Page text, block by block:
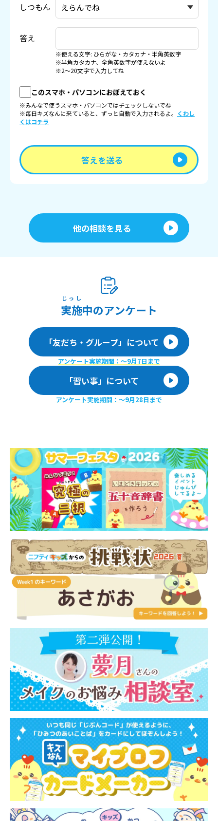
しつもん
答え
※使える文字: ひらがな・カタカナ・半角英数字
※半角カタカナ、全角英数字が使えないよ
※2〜20文字で入力してね
このスマホ・パソコンにおぼえておく
※みんなで使うスマホ・パソコンではチェックしないでね
※毎日キズなんに来ていると、ずっと自動で入力されるよ。 くわし
くはコチラ
答えを送る
他の相談を見る
実施
じっし
中のアンケート
「友だち・グループ」について
アンケート実施期間：〜9月7日まで
「習い事」について
アンケート実施期間：〜9月28日まで